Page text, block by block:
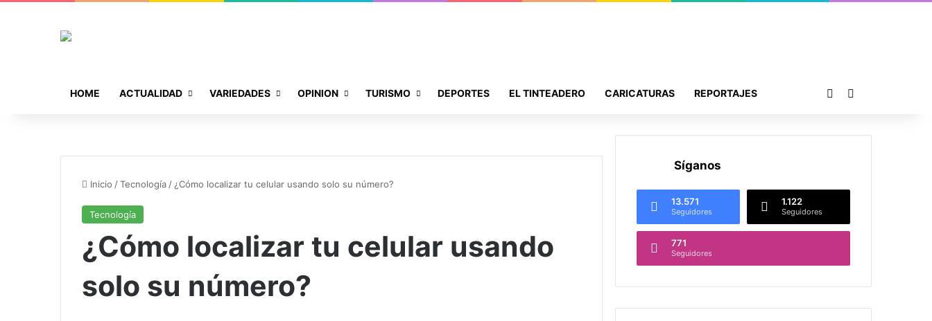
HOME ACTUALIDAD VARIEDADES OPINION TURISMO DEPORTES EL TINTEADERO CARICATURAS REPORTAJES Publicación al azar
Inicio /Tecnología / ¿Cómo localizar tu celular usando solo su número?
Tecnología
¿Cómo localizar tu celular usando
solo su número?
Síganos
13.571
Seguidores
1.122
Seguidores
771
Seguidores